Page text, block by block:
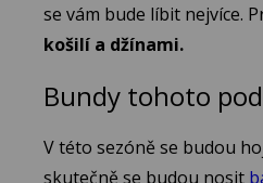
se vám bude líbit nejvíce.
košilí a džínami.
Bundy tohoto
V této sezóně se budou
skutečně se budou nosit